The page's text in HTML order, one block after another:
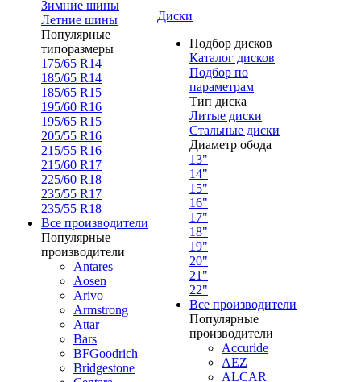
Зимние шины
Летние шины
Популярные
типоразмеры
175/65 R14
185/65 R14
185/65 R15
195/60 R16
195/65 R15
205/55 R16
215/55 R16
215/60 R17
225/60 R18
235/55 R17
235/55 R18
Все производители
Популярные
производители
Antares
Aosen
Arivo
Armstrong
Attar
Bars
BFGoodrich
Bridgestone
Диски
Подбор дисков
Каталог дисков
Подбор по
параметрам
Тип диска
Литые диски
Стальные диски
Диаметр обода
13"
14"
15"
16"
17"
18"
19"
20"
21"
22"
Все производители
Популярные
производители
Accuride
AEZ
ALCAR